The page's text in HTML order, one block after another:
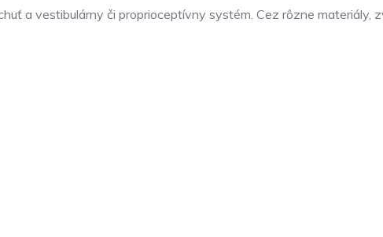
a vestibulárny či proprioceptívny systém. Cez rôzne materiály,